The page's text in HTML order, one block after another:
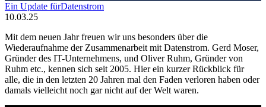
Ein Update fürDatenstrom
10.03.25
Mit dem neuen Jahr freuen wir uns besonders über die
Wiederaufnahme der Zusammenarbeit mit Datenstrom. Gerd Moser,
Gründer des IT-Unternehmens, und Oliver Ruhm, Gründer von
Ruhm etc., kennen sich seit 2005. Hier ein kurzer Rückblick für
alle, die in den letzten 20 Jahren mal den Faden verloren haben oder
damals vielleicht noch gar nicht auf der Welt waren.